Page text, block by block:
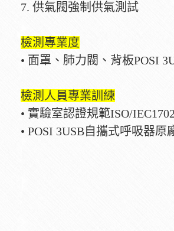
7. 供氣閥強制供氣測試
檢測專業度
• 面罩、肺力閥、背板POSI
檢測人員專業訓練
• 實驗室認證規範ISO/
• POSI 3USB自攜式呼吸器原